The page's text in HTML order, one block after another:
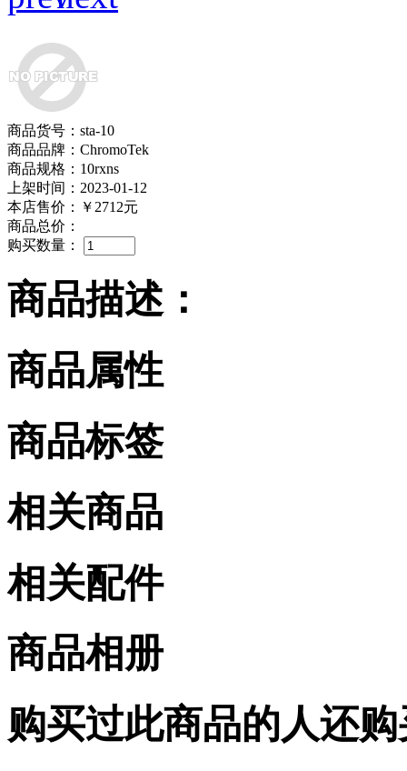
商品货号：sta-10
商品品牌：ChromoTek
商品规格：10rxns
上架时间：2023-01-12
本店售价：
￥2712元
商品总价：
购买数量：
商品描述：
商品属性
商品标签
相关商品
相关配件
商品相册
购买过此商品的人还